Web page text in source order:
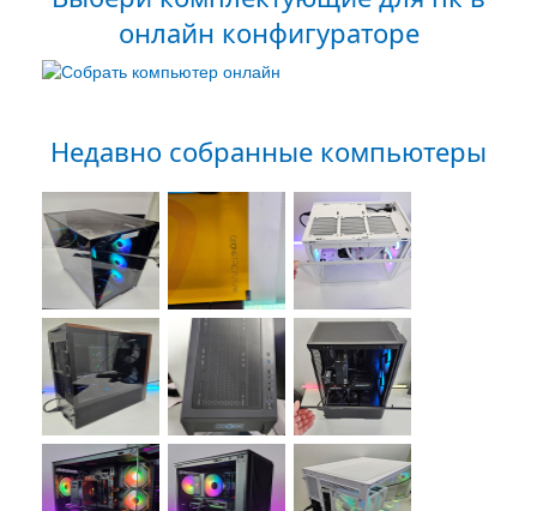
онлайн конфигураторе
Недавно собранные компьютеры